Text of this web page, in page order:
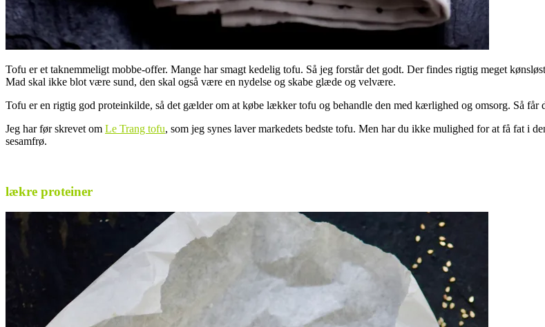
Tofu er et taknemmeligt mobbe-offer. Mange har smagt kedelig tofu. Så jeg forstår det godt. Der findes rigtig meget
Mad skal ikke blot være sund, den skal også være en nydelse og skabe glæde og velvære.
Tofu er en rigtig god proteinkilde, så det gælder om at købe lækker tofu og behandle den med kærlighed og omsorg. Så får
Jeg har før skrevet om Le Trang tofu, som jeg synes laver markedets bedste tofu. Men har du ikke mulighed for at få fat i
sesamfrø.
lækre proteiner